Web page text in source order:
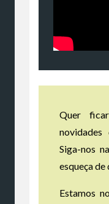
Quer
Siga-nos
esqueça de
Estamos